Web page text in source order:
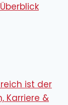
ist der
Karriere &